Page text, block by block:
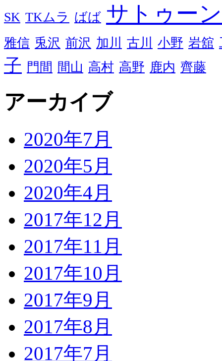
SK TKムラ ばば サトゥーン
雅信 兎沢 前沢 加川 古川 小野 岩舘
子 門間 間山 高村 高野 鹿内 齊藤
アーカイブ
2020年7月
2020年5月
2020年4月
2017年12月
2017年11月
2017年10月
2017年9月
2017年8月
2017年7月